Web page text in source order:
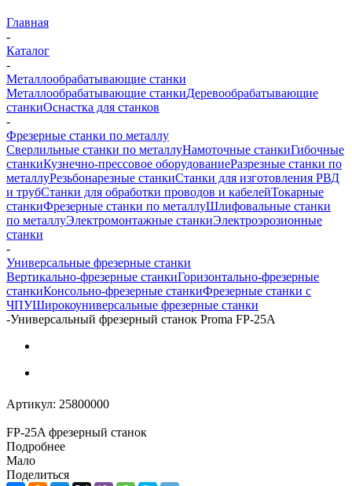
Главная
-
Каталог
-
Металлообрабатывающие станки
Металлообрабатывающие станкиДеревообрабатывающие
станкиОснастка для станков
-
Фрезерные станки по металлу
Сверлильные станки по металлуНамоточные станкиГибочные
станкиКузнечно-прессовое оборудованиеРазрезные станки по
металлуРезьбонарезные станкиСтанки для изготовления РВД
и трубСтанки для обработки проводов и кабелейТокарные
станкиФрезерные станки по металлуШлифовальные станки
по металлуЭлектромонтажные станкиЭлектроэрозионные
станки
-
Универсальные фрезерные станки
Вертикально-фрезерные станкиГоризонтально-фрезерные
станкиКонсольно-фрезерные станкиФрезерные станки с
ЧПУШирокоуниверсальные фрезерные станки
-Универсальный фрезерный станок Proma FP-25A
Артикул: 25800000
FP-25A фрезерный станок
Подробнее
Мало
Поделиться